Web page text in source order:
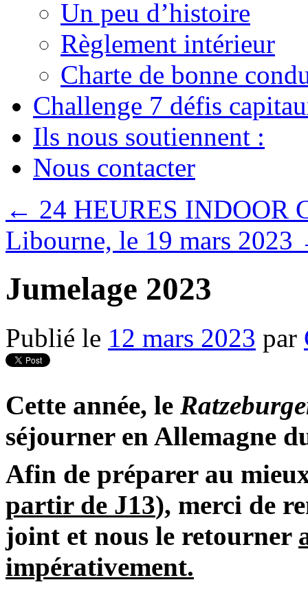
Un peu d’histoire
Règlement intérieur
Charte de bonne
Challenge 7 défis
Ils nous soutiennent :
Nous contacter
← 24 HEURES INDOOR
Libourne, le 19 mars 2023
Jumelage 2023
Publié le 12 mars 2023 par
Cette année, le
séjourner en Allemagne
Afin de préparer au
partir de J13), merci de
joint et nous le retourner
impérativement.